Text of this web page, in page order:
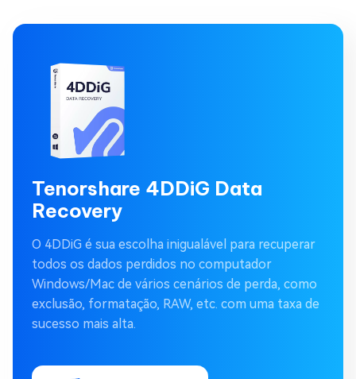
Tenorshare 4DDiG Data
Recovery
O 4DDiG é sua escolha inigualável para recuperar
todos os dados perdidos no computador
Windows/Mac de vários cenários de perda, como
exclusão, formatação, RAW, etc. com uma taxa de
sucesso mais alta.